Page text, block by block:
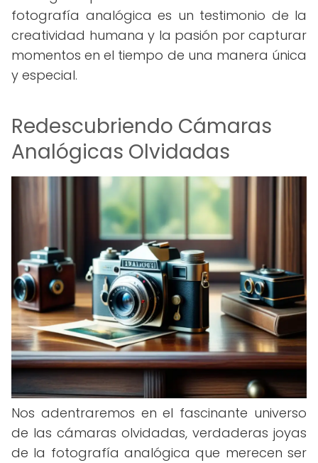
fotografía analógica es un testimonio de la
creatividad humana y la pasión por capturar
momentos en el tiempo de una manera única
y especial.
Redescubriendo Cámaras
Analógicas Olvidadas
Nos adentraremos en el fascinante universo
de las cámaras olvidadas, verdaderas joyas
de la fotografía analógica que merecen ser